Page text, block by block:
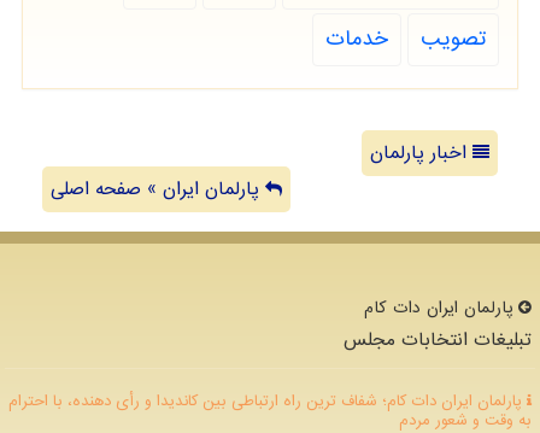
تصویب
خدمات
اخبار پارلمان
پارلمان ایران » صفحه اصلی
پارلمان ایران دات كام
تبلیغات انتخابات مجلس
پارلمان ایران دات کام؛ شفاف ترین راه ارتباطی بین کاندیدا و رأی دهنده، با احترام
به وقت و شعور مردم